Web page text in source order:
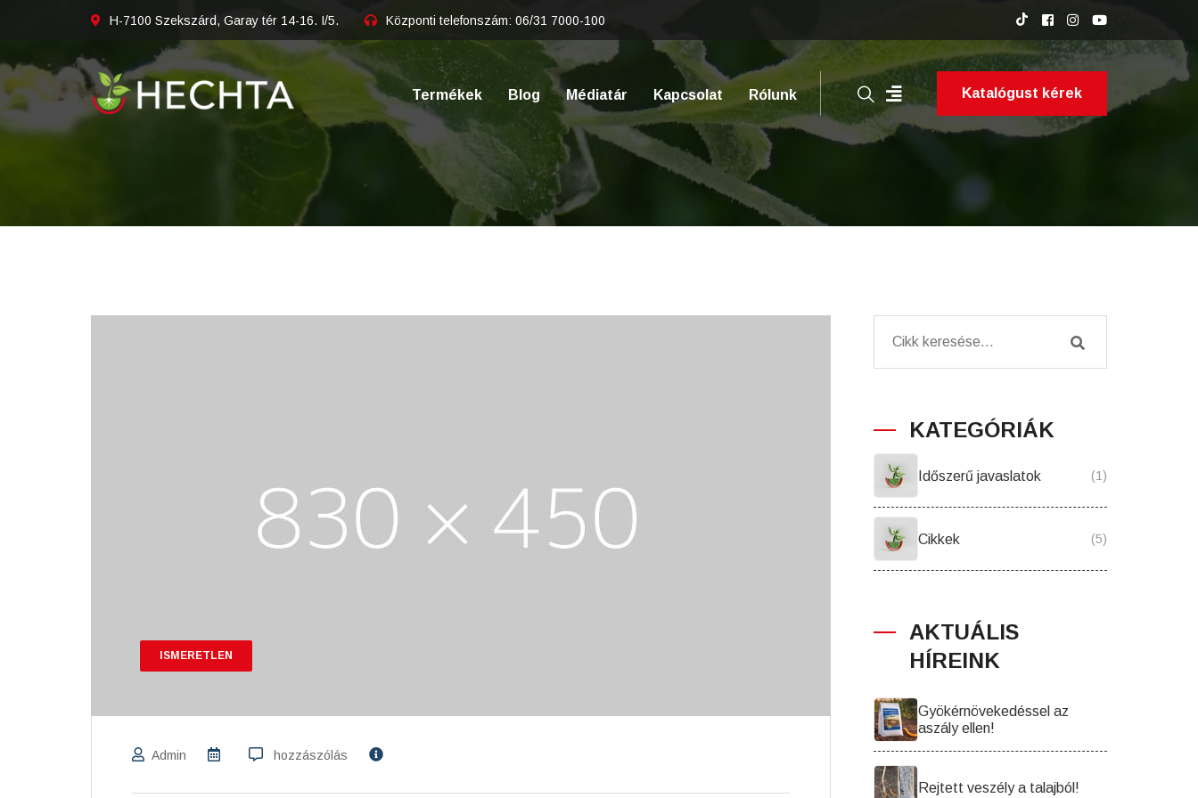
H-7100 Szekszárd, Garay tér 14-16. I/5. Központi telefonszám: 06/31 7000-100
Termékek Blog Médiatár Kapcsolat Rólunk Katalógust kérek
ISMERETLEN
Admin hozzászólás
KATEGÓRIÁK
Időszerű javaslatok (1)
Cikkek (5)
AKTUÁLIS
HÍREINK
Gyökérnövekedéssel az
aszály ellen!
Rejtett veszély a talajból!